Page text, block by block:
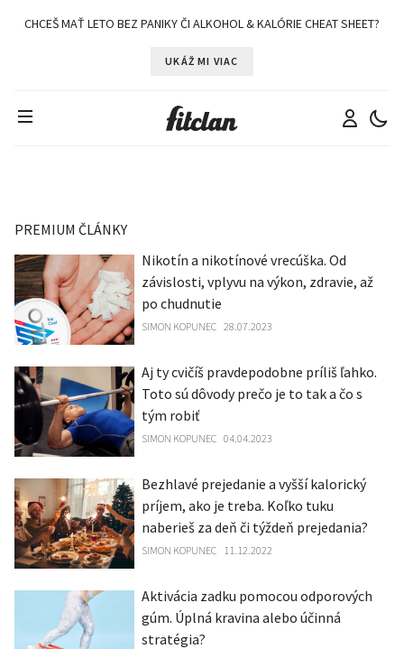
CHCEŠ MAŤ LETO BEZ PANIKY ČI ALKOHOL & KALÓRIE CHEAT SHEET?
UKÁŽ MI VIAC
PREMIUM ČLÁNKY
Nikotín a nikotínové vrecúška. Od
závislosti, vplyvu na výkon, zdravie, až
po chudnutie
SIMON KOPUNEC 28.07.2023
Aj ty cvičíš pravdepodobne príliš ľahko.
Toto sú dôvody prečo je to tak a čo s
tým robiť
SIMON KOPUNEC 04.04.2023
Bezhlavé prejedanie a vyšší kalorický
príjem, ako je treba. Koľko tuku
naberieš za deň či týždeň prejedania?
SIMON KOPUNEC 11.12.2022
Aktivácia zadku pomocou odporových
gúm. Úplná kravina alebo účinná
stratégia?